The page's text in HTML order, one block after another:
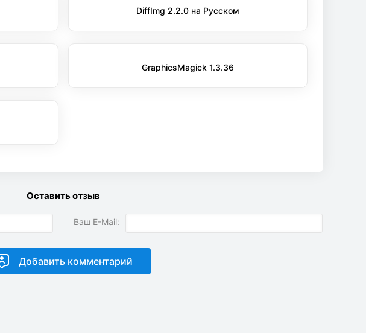
DiffImg 2.2.0 на Русском
GraphicsMagick 1.3.36
Оставить отзыв
Ваш E-Mail: